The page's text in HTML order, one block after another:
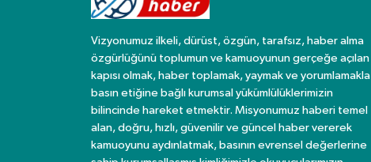
Vizyonumuz ilkeli, dürüst, özgün, tarafsız, haber alma
özgürlüğünü toplumun ve kamuoyunun gerçeğe açılan
kapısı olmak, haber toplamak, yaymak ve yorumlamakla
basın etiğine bağlı kurumsal yükümlülüklerimizin
bilincinde hareket etmektir. Misyonumuz haberi temel
alan, doğru, hızlı, güvenilir ve güncel haber vererek
kamuoyunu aydınlatmak, basının evrensel değerlerine